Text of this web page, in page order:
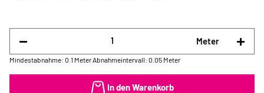
Meter
Mindestabnahme: 0.1 Meter Abnahmeintervall: 0.05 Meter
In den Warenkorb